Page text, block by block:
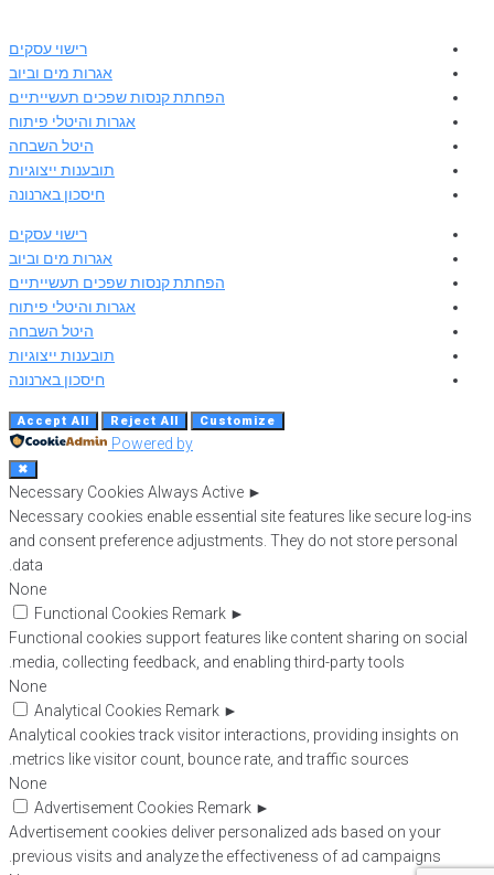
רישוי עסקים
אגרות מים וביוב
הפחתת קנסות שפכים תעשייתיים
אגרות והיטלי פיתוח
היטל השבחה
תובענות ייצוגיות
חיסכון בארנונה
רישוי עסקים
אגרות מים וביוב
הפחתת קנסות שפכים תעשייתיים
אגרות והיטלי פיתוח
היטל השבחה
תובענות ייצוגיות
חיסכון בארנונה
Customize
Reject All
Accept All
Powered by
✖
►
Necessary Cookies Always Active
Necessary cookies enable essential site features like secure log-ins
and consent preference adjustments. They do not store personal
data.
None
►
Functional Cookies Remark
Functional cookies support features like content sharing on social
media, collecting feedback, and enabling third-party tools.
None
►
Analytical Cookies Remark
Analytical cookies track visitor interactions, providing insights on
metrics like visitor count, bounce rate, and traffic sources.
None
►
Advertisement Cookies Remark
Advertisement cookies deliver personalized ads based on your
previous visits and analyze the effectiveness of ad campaigns.